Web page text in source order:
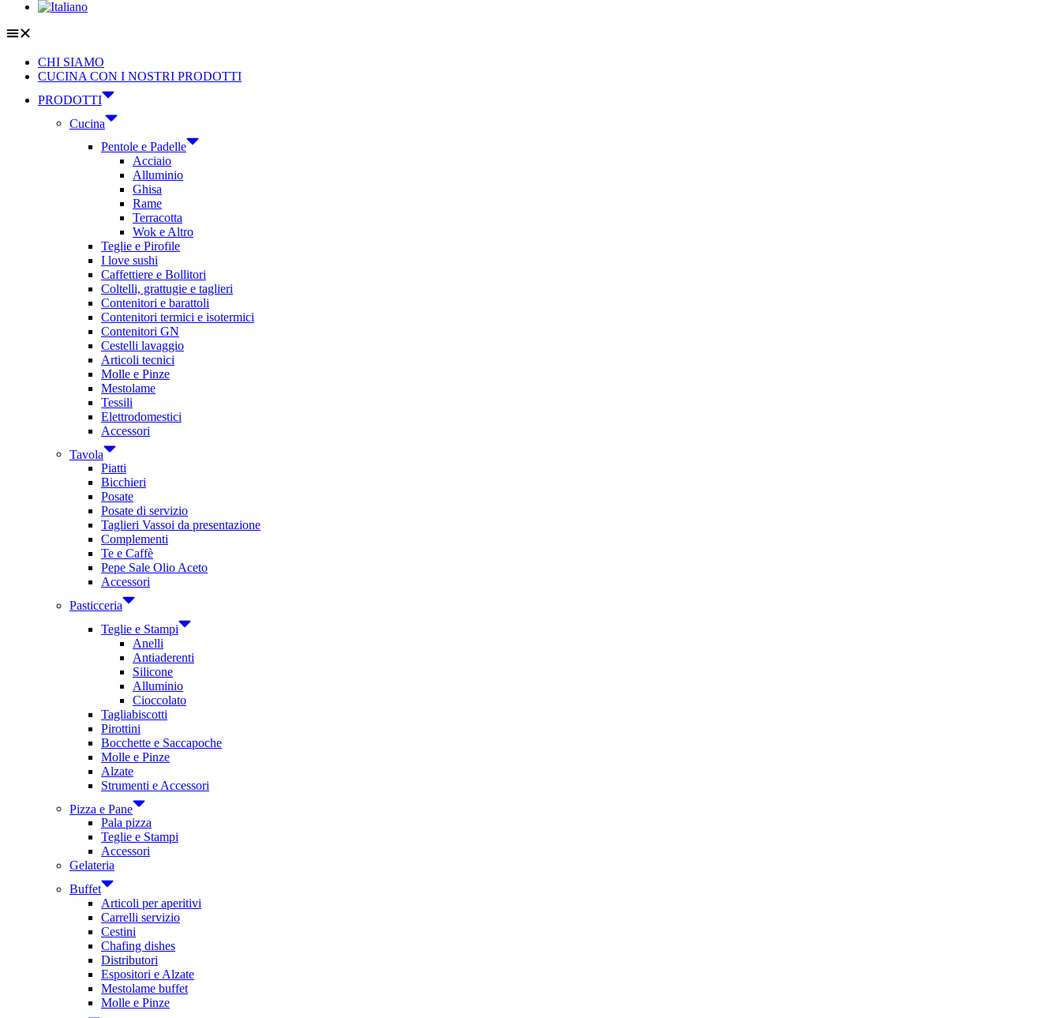
CHI SIAMO
CUCINA CON I NOSTRI PRODOTTI
PRODOTTI
Cucina
Pentole e Padelle
Acciaio
Alluminio
Ghisa
Rame
Terracotta
Wok e Altro
Teglie e Pirofile
I love sushi
Caffettiere e Bollitori
Coltelli, grattugie e taglieri
Contenitori e barattoli
Contenitori termici e isotermici
Contenitori GN
Cestelli lavaggio
Articoli tecnici
Molle e Pinze
Mestolame
Tessili
Elettrodomestici
Accessori
Tavola
Piatti
Bicchieri
Posate
Posate di servizio
Taglieri Vassoi da presentazione
Complementi
Te e Caffè
Pepe Sale Olio Aceto
Accessori
Pasticceria
Teglie e Stampi
Anelli
Antiaderenti
Silicone
Alluminio
Cioccolato
Tagliabiscotti
Pirottini
Bocchette e Saccapoche
Molle e Pinze
Alzate
Strumenti e Accessori
Pizza e Pane
Pala pizza
Teglie e Stampi
Accessori
Gelateria
Buffet
Articoli per aperitivi
Carrelli servizio
Cestini
Chafing dishes
Distributori
Espositori e Alzate
Mestolame buffet
Molle e Pinze